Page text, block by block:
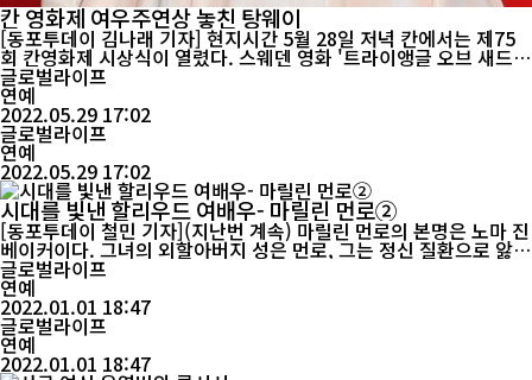
칸 영화제 여우주연상 놓친 탕웨이
[동포투데이 김나래 기자] 현지시간 5월 28일 저녁 칸에서는 제75
회 칸영화제 시상식이 열렸다. 스웨덴 영화 '트라이앵글 오브 새드니
스'가 올해 칸 영화제에서 황금종려상을 수상했다. 이는 루벤 외스틀
룬드 감독이 2017년 더스퀘어(The Square)에 이어 두 번째 황금
종려상을 수상한 것으로 된다. 박찬욱은 '헤어질 결심'으로 감독상,
송강호는 '브로커'로 남우주연상, 자흐라 아미르 에...
글로벌라이프
연예
2022.05.29 17:02
글로벌라이프
연예
2022.05.29 17:02
시대를 빛낸 할리우드 여배우- 마릴린 먼로②
[동포투데이 철민 기자](지난번 계속) 마릴린 먼로의 본명은 노마 진
베이커이다. 그녀의 외할아버지 성은 먼로, 그는 정신 질환으로 앓고
있는 자동차 엔지니어였으며 늘 자신을 제임스 먼로 대통령의 자손
이라고 했다. 그리고 외할머니인 델라에게도 정신적인 장애가 있어
발작을 일으키기 시작하면 매우 격렬했다. 그런가 하면 어머니 글래
디스는 MGM 콜롬비아의 한 영화제판공장에서 스크랩 작업을 했으
며 어머니...
글로벌라이프
연예
2022.01.01 18:47
글로벌라이프
연예
2022.01.01 18:47